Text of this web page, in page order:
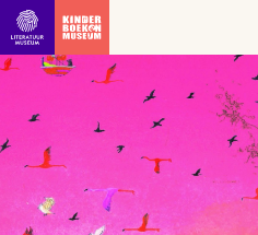
Ga direct naar inhoud